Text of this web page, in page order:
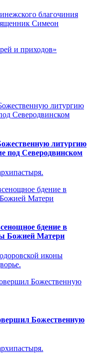
благочиния
Симеон
и приходов»
литургию
под Северодвинском
бдение в
Божией Матери
иконы
Божественную